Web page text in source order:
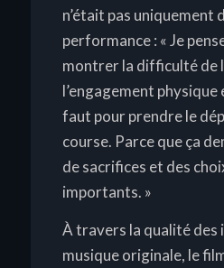
n’était pas uniquement
performance : « Je
montrer la difficulté de
l’engagement physique
faut pour prendre le
course. Parce que ça
de sacrifices et des
importants. »
À travers la qualité des
musique originale, le